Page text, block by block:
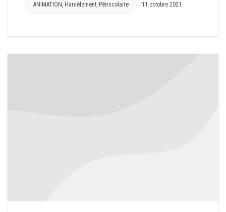
ANIMATION , Harcèlement, Périscolaire 11 octobre 2021